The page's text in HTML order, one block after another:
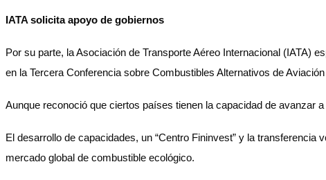
IATA solicita apoyo de gobiernos
Por su parte, la Asociación de Transporte Aéreo Internacional (IATA)
en la Tercera Conferencia sobre Combustibles Alternativos de
Aunque reconoció que ciertos países tienen la capacidad de avanzar
El desarrollo de capacidades, un “Centro Fininvest” y la
mercado global de combustible ecológico.